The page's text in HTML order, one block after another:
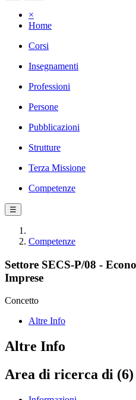
×
Home
Corsi
Insegnamenti
Professioni
Persone
Pubblicazioni
Strutture
Terza Missione
Competenze
☰
Competenze
Settore SECS-P/08 -
Imprese
Concetto
Altre Info
Altre Info
Area di ricerca di (6)